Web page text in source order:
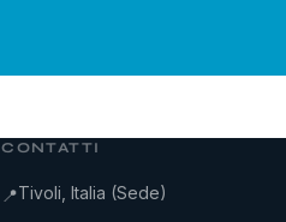
CONTATTI
📍Tivoli, Italia (Sede)